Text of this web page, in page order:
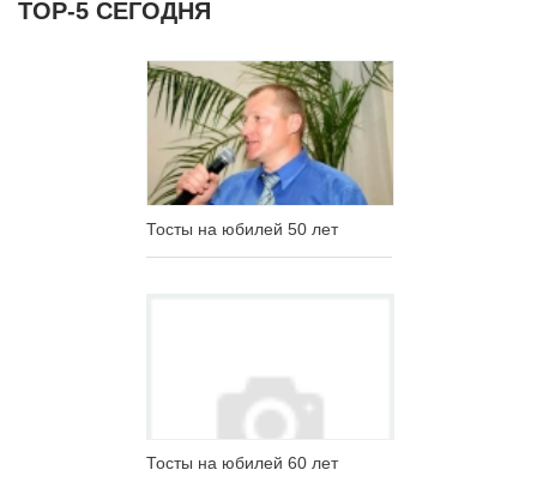
ТОР-5 СЕГОДНЯ
Тосты на юбилей 50 лет
Тосты на юбилей 60 лет